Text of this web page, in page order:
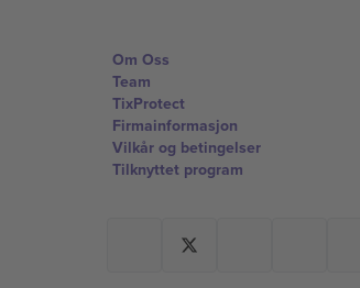
Om Oss
Team
TixProtect
Firmainformasjon
Vilkår og betingelser
Tilknyttet program